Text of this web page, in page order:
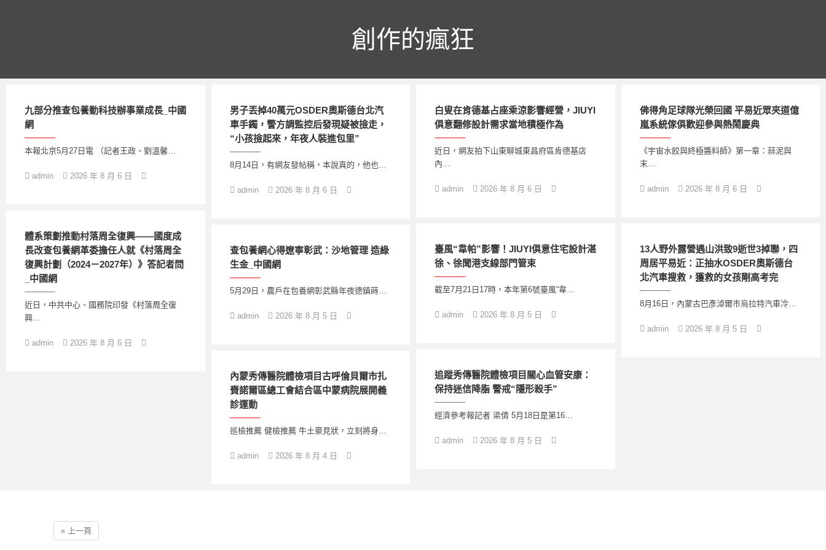
創作的瘋狂
九部分推查包養動科技辦事業成長_中國
網
本報北京5月27日電 （記者王政、劉溫馨…
admin 2026 年 8 月 6 日
男子丟掉40萬元OSDER奧斯德台北汽
車手鐲，警方調監控后發現疑被撿走，
“小孩撿起來，年夜人裝進包里”
8月14日，有網友發帖稱，本說真的，他也…
admin 2026 年 8 月 6 日
白叟在肯德基占座乘涼影響經營，JIUYI
俱意翻修設計需求當地積極作為
近日，網友拍下山東聊城東昌府區肯德基店
內…
admin 2026 年 8 月 6 日
佛得角足球隊光榮回國 平易近眾夾道億
嵐系統傢俱歡迎參與熱鬧慶典
《宇宙水餃與終極醬料師》第一章：蒜泥與
末…
admin 2026 年 8 月 6 日
體系策劃推動村落周全復興——國度成
長改查包養網革委擔任人就《村落周全
復興計劃（2024－2027年）》答記者問
_中國網
近日，中共中心、國務院印發《村落周全復
興…
admin 2026 年 8 月 6 日
臺風“韋帕”影響！JIUYI俱意住宅設計湛
徐、徐聞港支線部門管束
截至7月21日17時，本年第6號臺風“韋…
admin 2026 年 8 月 5 日
13人野外露營遇山洪致9逝世3掉聯，四
周居平易近：正抽水OSDER奧斯德台
北汽車搜救，獲救的女孩剛高考完
8月16日，內蒙古巴彥淖爾市烏拉特汽車冷…
admin 2026 年 8 月 5 日
查包養網心得遼寧彰武：沙地管理 造綠
生金_中國網
5月29日，農戶在包養網彰武縣年夜德鎮蒔…
admin 2026 年 8 月 5 日
追蹤秀傳醫院體檢項目關心血管安康：
保持迷信降脂 警戒“隱形殺手”
經濟參考報記者 梁倩 5月18日是第16…
admin 2026 年 8 月 5 日
內蒙秀傳醫院體檢項目古呼倫貝爾市扎
賚諾爾區總工會結合區中蒙病院展開義
診運動
巡檢推薦 健檢推薦 牛土豪見狀，立刻將身…
admin 2026 年 8 月 4 日
« 上一頁